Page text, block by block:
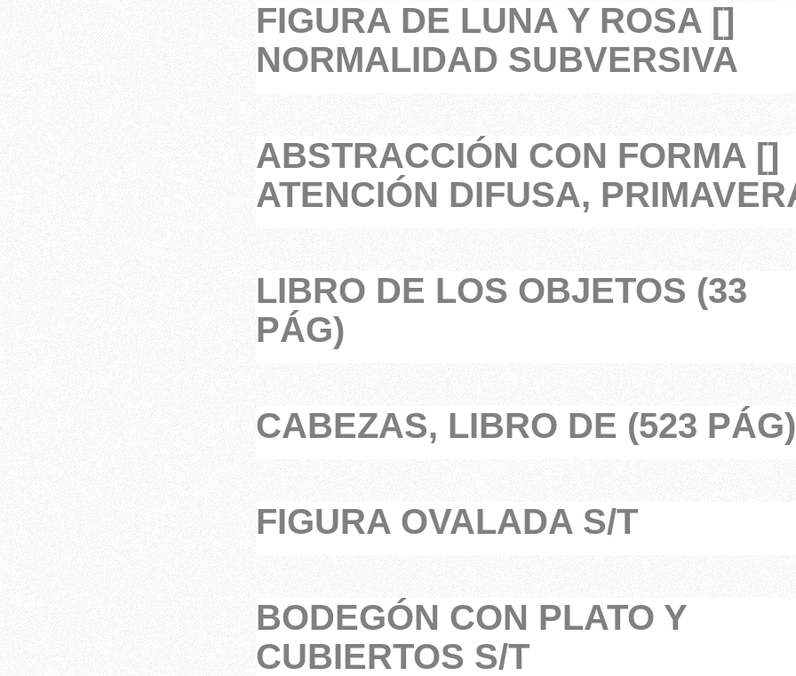
FIGURA DE LUNA Y ROSA []
NORMALIDAD SUBVERSIVA
ABSTRACCIÓN CON FORMA []
ATENCIÓN DIFUSA,
LIBRO DE LOS OBJETOS (33
PÁG)
CABEZAS, LIBRO DE (523 PÁG)
FIGURA OVALADA S/T
BODEGÓN CON PLATO Y
CUBIERTOS S/T